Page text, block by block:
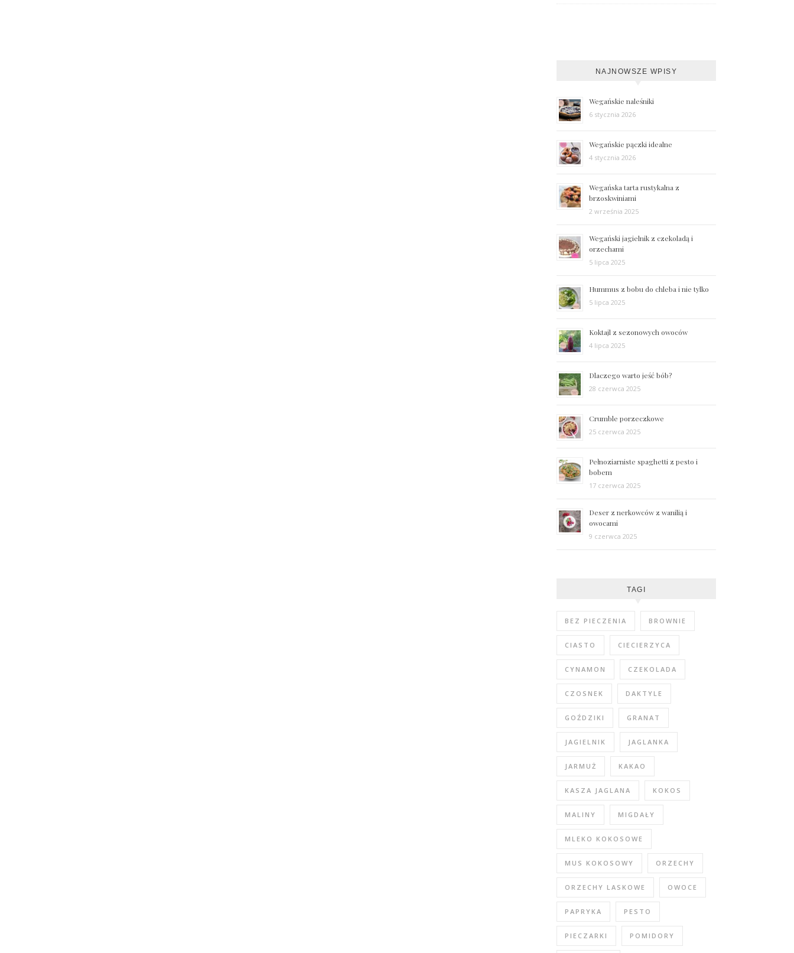
NAJNOWSZE WPISY
Wegańskie naleśniki
6 stycznia 2026
Wegańskie pączki idealne
4 stycznia 2026
Wegańska tarta rustykalna z
brzoskwiniami
2 września 2025
Wegański jagielnik z czekoladą i
orzechami
5 lipca 2025
Hummus z bobu do chleba i nie tylko
5 lipca 2025
Koktajl z sezonowych owoców
4 lipca 2025
Dlaczego warto jeść bób?
28 czerwca 2025
Crumble porzeczkowe
25 czerwca 2025
Pełnoziarniste spaghetti z pesto i
bobem
17 czerwca 2025
Deser z nerkowców z wanilią i
owocami
9 czerwca 2025
TAGI
BEZ PIECZENIA BROWNIE
CIASTO CIECIERZYCA
CYNAMON CZEKOLADA
CZOSNEK DAKTYLE
GOŹDZIKI GRANAT
JAGIELNIK JAGLANKA
JARMUŻ KAKAO
KASZA JAGLANA KOKOS
MALINY MIGDAŁY
MLEKO KOKOSOWE
MUS KOKOSOWY ORZECHY
ORZECHY LASKOWE OWOCE
PAPRYKA PESTO
PIECZARKI POMIDORY